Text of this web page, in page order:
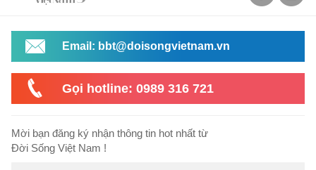
Email: bbt@doisongvietnam.vn
Gọi hotline: 0989 316 721
Mời bạn đăng ký nhận thông tin hot nhất từ
Đời Sống Việt Nam !